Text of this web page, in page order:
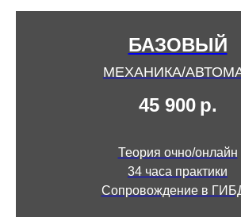
БАЗОВЫЙ
МЕХАНИКА/
45 900 р.
Теория очно/онлайн
34 часа практики
Сопровождение в